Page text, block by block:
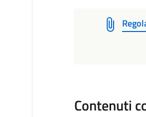
Contenuti